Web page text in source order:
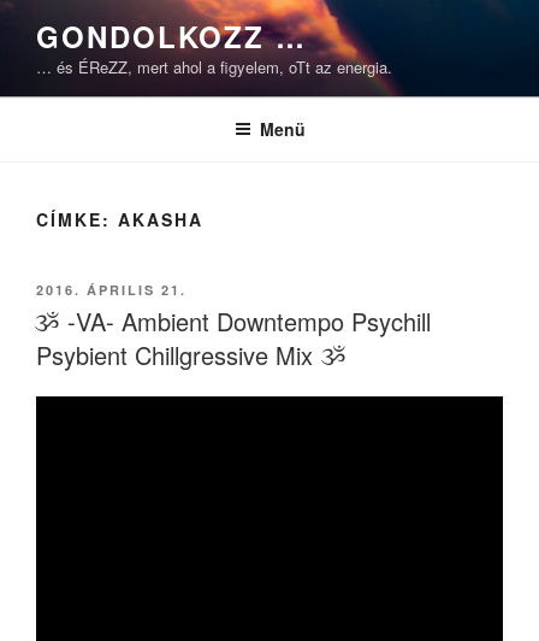
Tartalomhoz
GONDOLKOZZ …
… és ÉReZZ, mert ahol a figyelem, oTt az energia.
Menü
CÍMKE: AKASHA
BEKÜLDVE:
2016. ÁPRILIS 21.
ૐ -VA- Ambient Downtempo Psychill
Psybient Chillgressive Mix ૐ